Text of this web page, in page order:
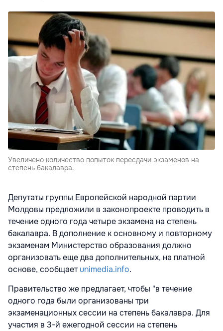
Увеличено количество попыток пересдачи экзаменов на
степень бакалавра.
Депутаты группы Европейской народной партии
Молдовы предложили в законопроекте проводить в
течение одного года четыре экзамена на степень
бакалавра. В дополнение к основному и повторному
экзаменам Министерство образования должно
организовать еще два дополнительных, на платной
основе, сообщаетunimedia.info.
Правительство же предлагает, чтобы "в течение
одного года были организованы три
экзаменационных сессии на степень бакалавра. Для
участия в 3-й ежегодной сессии на степень